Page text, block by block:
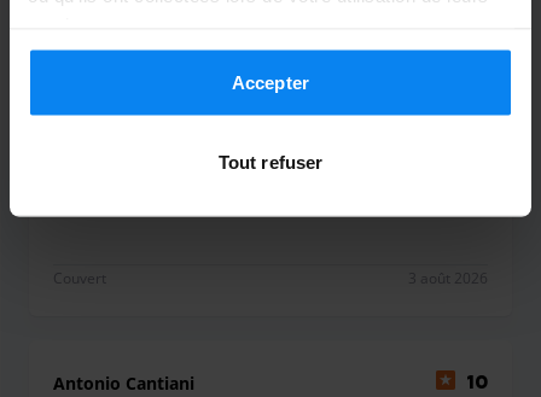
Accepter
Tout refuser
Bicos Eugeniu
Garé du 29.07.26 au 02.08.26
Sono rimasto contento, macchina all
Sono rimasto contento, macchina all sicuro,
Couvert 3 août 2026
Antonio Cantiani 10